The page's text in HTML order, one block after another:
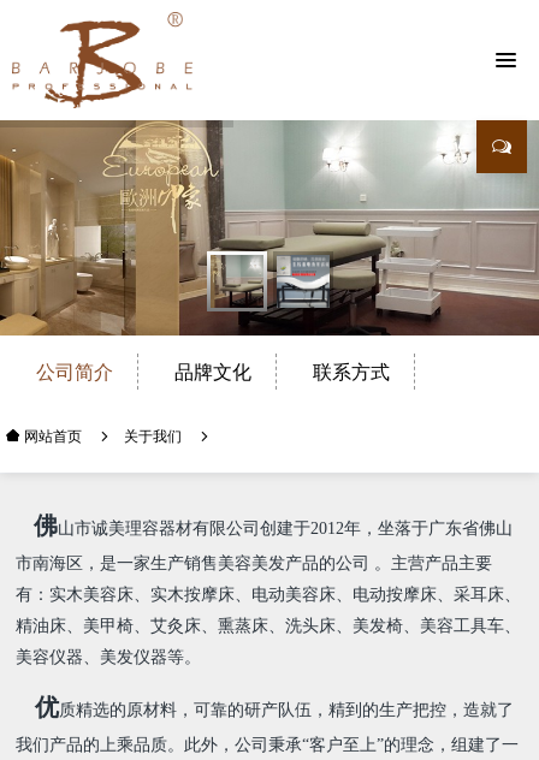
公司简介 品牌文化 联系方式
网站首页 关于我们
佛山市诚美理容器材有限公司创建于2012年，坐落于广东省佛山
市南海区，是一家生产销售美容美发产品的公司 。主营产品主要
有：实木美容床、实木按摩床、电动美容床、电动按摩床、采耳床、
精油床、美甲椅、艾灸床、熏蒸床、洗头床、美发椅、 美容工具车、
美容仪器、美发仪器等。
优质精选的原材料，可靠的研产队伍，精到的生产把控，造就了
我们产品的上乘品质。此外，公司秉承“客户至上”的理念，组建了一